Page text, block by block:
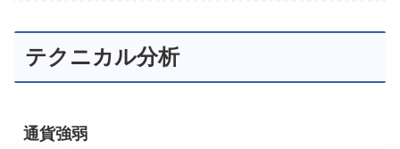
テクニカル分析
通貨強弱